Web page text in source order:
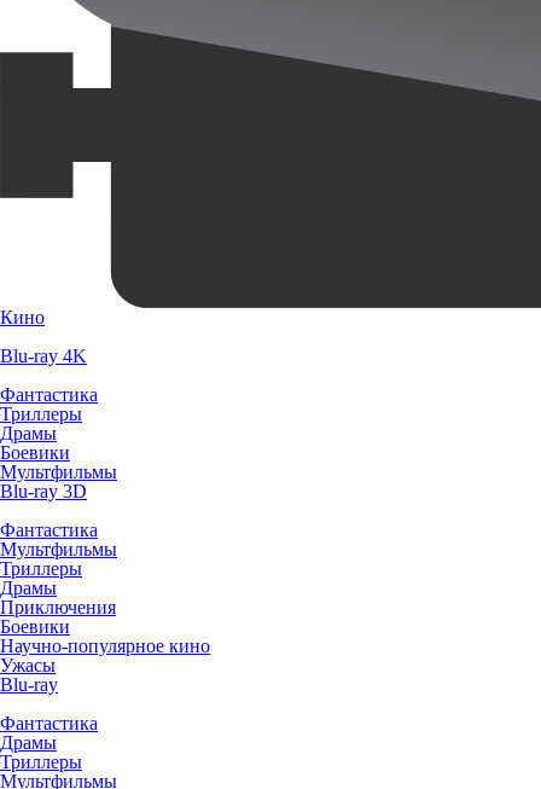
Кино
Blu-ray 4K
Фантастика
Триллеры
Драмы
Боевики
Мультфильмы
Blu-ray 3D
Фантастика
Мультфильмы
Триллеры
Драмы
Приключения
Боевики
Научно-популярное кино
Ужасы
Blu-ray
Фантастика
Драмы
Триллеры
Мультфильмы